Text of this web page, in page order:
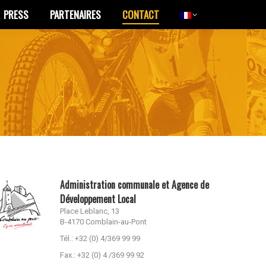
PRESS PARTENAIRES CONTACT
Administration communale et Agence de
Développement Local
Place Leblanc, 13
B-4170 Comblain-au-Pont
Tél.: +32 (0) 4/369 99 99
Fax.: +32 (0) 4 /369 99 92
PRESS PARTENAIRES CONTACT